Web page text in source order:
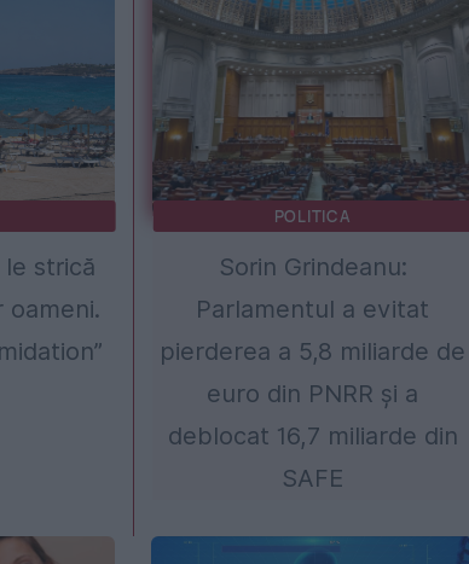
strică
POLITICA
Sorin Grindeanu:
Parlamentul a evitat
pierderea a 5,8 miliarde de
euro din PNRR și a
deblocat 16,7 miliarde din
SAFE